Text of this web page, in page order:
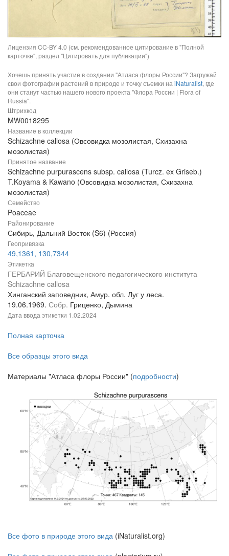
Лицензия CC-BY 4.0 (см. рекомендованное цитирование в "Полной
карточке", раздел "Цитировать для публикации")
Хочешь принять участие в создании "Атласа флоры России"? Загружай
свои фотографии растений в природе и точку съемки наiNaturalist, где
они станут частью нашего нового проекта "Флора России | Flora of
Russia".
Штрихкод
MW0018295
Название в коллекции
Schizachne callosa (Овсовидка мозолистая, Схизахна
мозолистая)
Принятое название
Schizachne purpurascens subsp. callosa (Turcz. ex Griseb.)
T.Koyama & Kawano (Овсовидка мозолистая, Схизахна
мозолистая)
Семейство
Poaceae
Районирование
Сибирь, Дальний Восток (S6) (Россия)
Геопривязка
49,1361, 130,7344
Этикетка
ГЕРБАРИЙ Благовещенского педагогического института
Schizachne callosa
Хинганский заповедник, Амур. обл. Луг у леса.
19.06.1969. Собр. Гриценко, Дымина
Дата ввода этикетки 1.02.2024
Полная карточка
Все образцы этого вида
Материалы "Атласа флоры России" (подробности)
Все фото в природе этого вида (iNaturalist.org)